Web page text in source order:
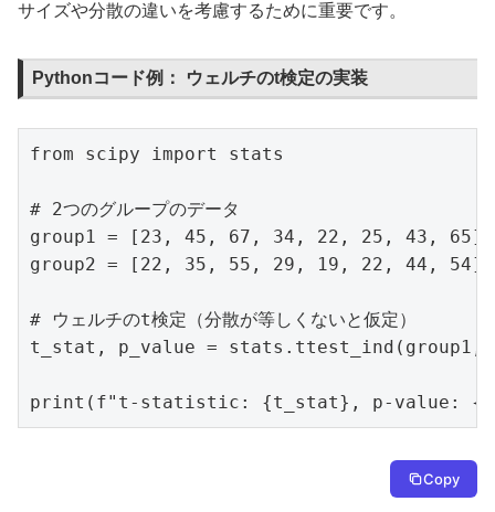
サイズや分散の違いを考慮するために重要です。
Pythonコード例： ウェルチのt検定の実装
from scipy import stats
# 2つのグループのデータ
group1 = [23, 45, 67, 34, 22, 25, 43, 65]
group2 = [22, 35, 55, 29, 19, 22, 44, 54]
# ウェルチのt検定（分散が等しくないと仮定）
t_stat, p_value = stats.ttest_ind(group1,
print(f"t-statistic: {t_stat}, p-value:
Copy